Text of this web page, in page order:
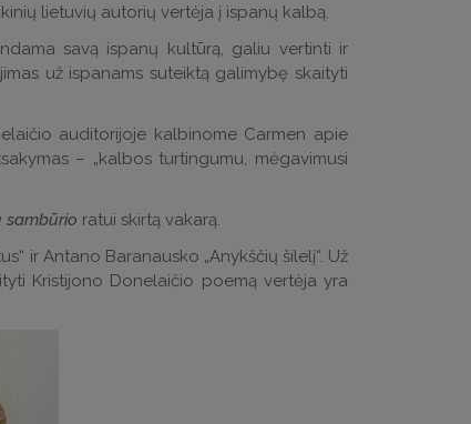
lietuvių autorių vertėja į ispanų kalbą.
savą ispanų kultūrą, galiu vertinti ir
už ispanams suteiktą galimybę skaityti
auditorijoje kalbinome Carmen apie
– „kalbos turtingumu, mėgavimusi
sambūrio ratui skirtą vakarą.
ir Antano Baranausko „Anykščių šilelį“. Už
Kristijono Donelaičio poemą vertėja yra